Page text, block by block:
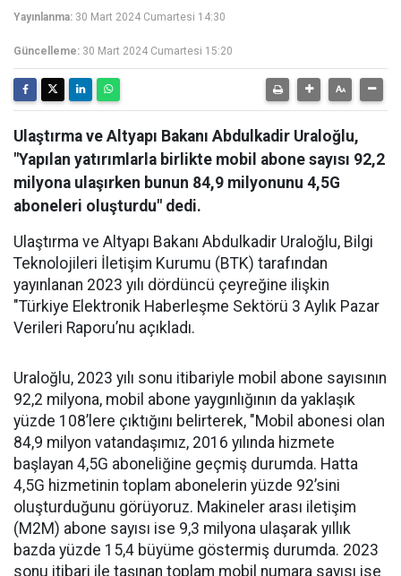
Yayınlanma: 30 Mart 2024 Cumartesi 14:30
Güncelleme: 30 Mart 2024 Cumartesi 15:20
Ulaştırma ve Altyapı Bakanı Abdulkadir Uraloğlu,
"Yapılan yatırımlarla birlikte mobil abone sayısı 92,2
milyona ulaşırken bunun 84,9 milyonunu 4,5G
aboneleri oluşturdu" dedi.
Ulaştırma ve Altyapı Bakanı Abdulkadir Uraloğlu, Bilgi
Teknolojileri İletişim Kurumu (BTK) tarafından
yayınlanan 2023 yılı dördüncü çeyreğine ilişkin
"Türkiye Elektronik Haberleşme Sektörü 3 Aylık Pazar
Verileri Raporu’nu açıkladı.
Uraloğlu, 2023 yılı sonu itibariyle mobil abone sayısının
92,2 milyona, mobil abone yaygınlığının da yaklaşık
yüzde 108’lere çıktığını belirterek, "Mobil abonesi olan
84,9 milyon vatandaşımız, 2016 yılında hizmete
başlayan 4,5G aboneliğine geçmiş durumda. Hatta
4,5G hizmetinin toplam abonelerin yüzde 92’sini
oluşturduğunu görüyoruz. Makineler arası iletişim
(M2M) abone sayısı ise 9,3 milyona ulaşarak yıllık
bazda yüzde 15,4 büyüme göstermiş durumda. 2023
sonu itibari ile taşınan toplam mobil numara sayısı ise